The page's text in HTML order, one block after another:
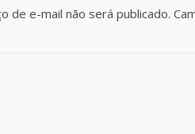
de e-mail não será publicado.